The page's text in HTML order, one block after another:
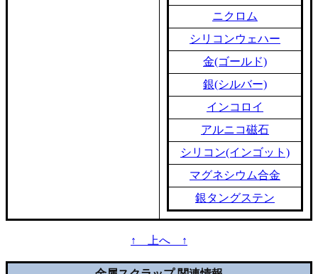
ニクロム
シリコンウェハー
金(ゴールド)
銀(シルバー)
インコロイ
アルニコ磁石
シリコン(インゴット)
マグネシウム合金
銀タングステン
↑ 上へ ↑